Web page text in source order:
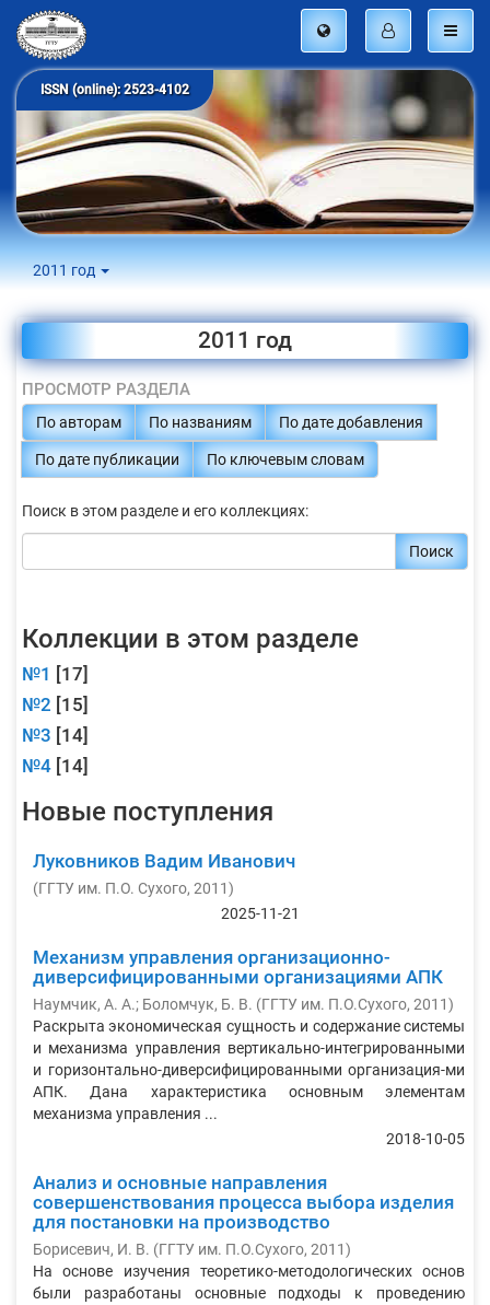
ISSN (online): 2523-4102
2011 год
2011 год
ПРОСМОТР РАЗДЕЛА
По авторам По названиям По дате добавления
По дате публикации По ключевым словам
Поиск в этом разделе и его коллекциях:
Поиск
Коллекции в этом разделе
№1 [17]
№2 [15]
№3 [14]
№4 [14]
Новые поступления
Луковников Вадим Иванович
(ГГТУ им. П.О. Сухого, 2011)
2025-11-21
Механизм управления организационно-
диверсифицированными организациями АПК
Наумчик, А. А.; Боломчук, Б. В. (ГГТУ им. П.О.Сухого, 2011)
Раскрыта экономическая сущность и содержание системы
и механизма управления вертикально-интегрированными
и горизонтально-диверсифицированными организация-ми
АПК. Дана характеристика основным элементам
механизма управления ...
2018-10-05
Анализ и основные направления
совершенствования процесса выбора изделия
для постановки на производство
Борисевич, И. В. (ГГТУ им. П.О.Сухого, 2011)
На основе изучения теоретико-методологических основ
были разработаны основные подходы к проведению